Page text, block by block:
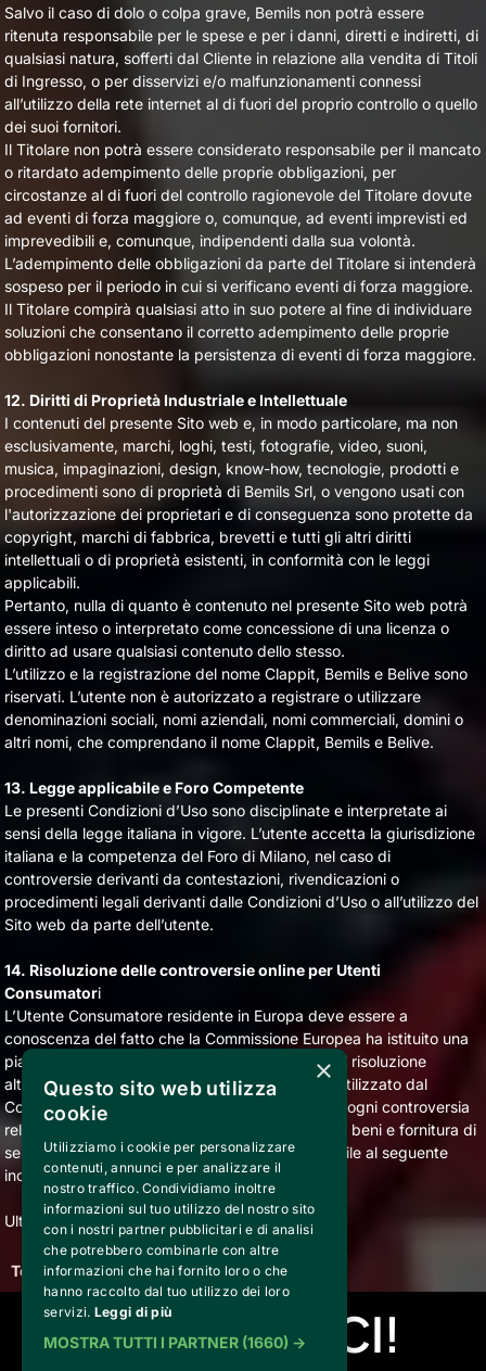
Salvo il caso di dolo o colpa grave, Bemils non potrà essere
ritenuta responsabile per le spese e per i danni, diretti e indiretti, di
qualsiasi natura, sofferti dal Cliente in relazione alla vendita di Titoli
di Ingresso, o per disservizi e/o malfunzionamenti connessi
all’utilizzo della rete internet al di fuori del proprio controllo o quello
dei suoi fornitori.
Il Titolare non potrà essere considerato responsabile per il mancato
o ritardato adempimento delle proprie obbligazioni, per
circostanze al di fuori del controllo ragionevole del Titolare dovute
ad eventi di forza maggiore o, comunque, ad eventi imprevisti ed
imprevedibili e, comunque, indipendenti dalla sua volontà.
L’adempimento delle obbligazioni da parte del Titolare si intenderà
sospeso per il periodo in cui si verificano eventi di forza maggiore.
Il Titolare compirà qualsiasi atto in suo potere al fine di individuare
soluzioni che consentano il corretto adempimento delle proprie
obbligazioni nonostante la persistenza di eventi di forza maggiore.
12. Diritti di Proprietà Industriale e Intellettuale
I contenuti del presente Sito web e, in modo particolare, ma non
esclusivamente, marchi, loghi, testi, fotografie, video, suoni,
musica, impaginazioni, design, know-how, tecnologie, prodotti e
procedimenti sono di proprietà di Bemils Srl, o vengono usati con
l'autorizzazione dei proprietari e di conseguenza sono protette da
copyright, marchi di fabbrica, brevetti e tutti gli altri diritti
intellettuali o di proprietà esistenti, in conformità con le leggi
applicabili.
Pertanto, nulla di quanto è contenuto nel presente Sito web potrà
essere inteso o interpretato come concessione di una licenza o
diritto ad usare qualsiasi contenuto dello stesso.
L’utilizzo e la registrazione del nome Clappit, Bemils e Belive sono
riservati. L’utente non è autorizzato a registrare o utilizzare
denominazioni sociali, nomi aziendali, nomi commerciali, domini o
altri nomi, che comprendano il nome Clappit, Bemils e Belive.
13. Legge applicabile e Foro Competente
Le presenti Condizioni d’Uso sono disciplinate e interpretate ai
sensi della legge italiana in vigore. L’utente accetta la giurisdizione
italiana e la competenza del Foro di Milano, nel caso di
controversie derivanti da contestazioni, rivendicazioni o
procedimenti legali derivanti dalle Condizioni d’Uso o all’utilizzo del
Sito web da parte dell’utente.
14. Risoluzione delle controversie online per Utenti
Consumatori
L’Utente Consumatore residente in Europa deve essere a
conoscenza del fatto che la Commissione Europea ha istituito una
piattaforma online che fornisce uno strumento di risoluzione
alternativa delle controversie. Esso può essere utilizzato dal
Consumatore per risolvere, in via non giudiziale, ogni controversia
relativa a e/o derivante da contratti di vendita di beni e fornitura di
servizi stipulati online. La piattaforma è disponibile al seguente
indirizzo: ec.europa.eu/consumers/odr/
Ultima modifica 01 gennaio 2024
Torna indietro
CONTATTACI!
×
Questo sito web utilizza
cookie
Utilizziamo i cookie per personalizzare
contenuti, annunci e per analizzare il
nostro traffico. Condividiamo inoltre
informazioni sul tuo utilizzo del nostro sito
con i nostri partner pubblicitari e di analisi
che potrebbero combinarle con altre
informazioni che hai fornito loro o che
hanno raccolto dal tuo utilizzo dei loro
servizi. Leggi di più
MOSTRA TUTTI I PARTNER (1660) →